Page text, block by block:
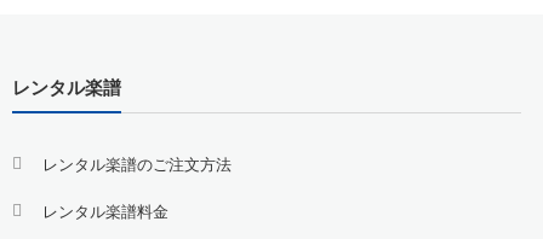
レンタル楽譜
レンタル楽譜のご注文方法
レンタル楽譜料金